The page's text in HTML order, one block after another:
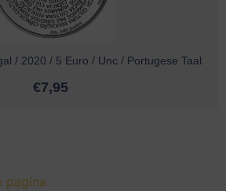
/ 2020 / 5 Euro / Unc / Portugese Taal
€7,95
pagina